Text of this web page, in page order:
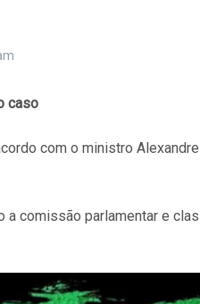
caso
com o ministro
comissão parlamentar e